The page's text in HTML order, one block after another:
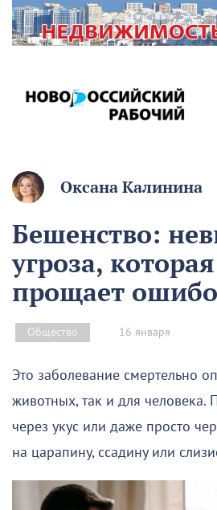
Оксана Калинина
Бешенство:
угроза,
прощает
Общество 16 января
Это заболевание смертельно
животных, так и для человека.
через укус или даже просто
на царапину, ссадину или